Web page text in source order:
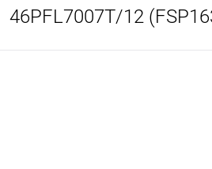
46PFL7007T/12